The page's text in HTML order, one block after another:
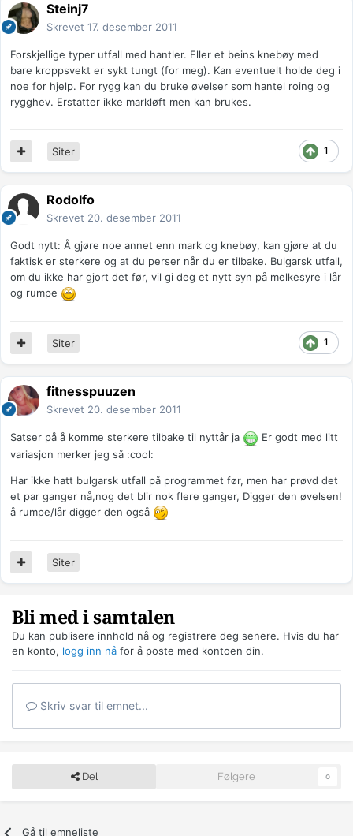
Steinj7
Skrevet 17. desember 2011
Forskjellige typer utfall med hantler. Eller et beins knebøy med
bare kroppsvekt er sykt tungt (for meg). Kan eventuelt holde deg i
noe for hjelp. For rygg kan du bruke øvelser som hantel roing og
rygghev. Erstatter ikke markløft men kan brukes.
1
Siter
Rodolfo
Skrevet 20. desember 2011
Godt nytt: Å gjøre noe annet enn mark og knebøy, kan gjøre at du
faktisk er sterkere og at du perser når du er tilbake. Bulgarsk utfall,
om du ikke har gjort det før, vil gi deg et nytt syn på melkesyre i lår
og rumpe
1
Siter
fitnesspuuzen
Skrevet 20. desember 2011
Satser på å komme sterkere tilbake til nyttår ja
Er godt med litt
variasjon merker jeg så :cool:
Har ikke hatt bulgarsk utfall på programmet før, men har prøvd det
et par ganger nå,nog det blir nok flere ganger, Digger den øvelsen!
å rumpe/lår digger den også
Siter
Bli med i samtalen
Du kan publisere innhold nå og registrere deg senere. Hvis du har
en konto, logg inn nå for å poste med kontoen din.
Skriv svar til emnet...
Del Følgere 0
Gå til emneliste